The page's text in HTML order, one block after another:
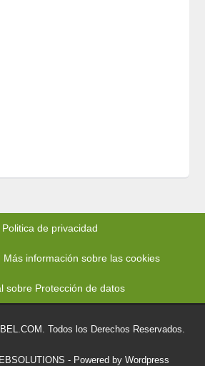
Politica de privacidad
Más información sobre las cookies
sobre Protección de datos
Todos los Derechos Reservados.
- Powered by Wordpress